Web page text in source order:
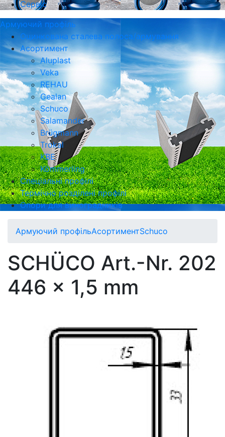
Сервіс
Армуючий профіль
Оцинкована сталева полоса/армування
Асортимент
Aluplast
Veka
REHAU
Gealan
Schuco
Salamander
Brügmann
Trokal
KBE
Kömmerling
Спеціальні профілі
Термічно розділені профілі
Опори для виноградників
Армуючий профільАсортиментSchuco
SCHÜCO Art.-Nr. 202
446 x 1,5 mm